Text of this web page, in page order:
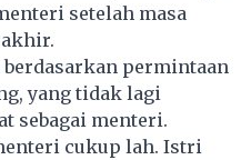
setelah masa
permintaan
yang tidak lagi
sebagai menteri.
cukup lah. Istri